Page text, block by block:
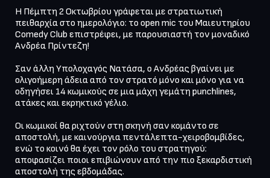
Η Πέμπτη 2 Οκτωβρίου γράφεται με στρατιωτική
πειθαρχία στο ημερολόγιο: το open mic του Μαιευτηρίου
Comedy Club επιστρέφει, με παρουσιαστή τον μοναδικό
Ανδρέα Πρίντεζη!
Σαν άλλη Υπολοχαγός Νατάσα, ο Ανδρέας βγαίνει με
ολιγοήμερη άδεια από τον στρατό μόνο και μόνο για να
οδηγήσει 14 κωμικούς σε μια μάχη γεμάτη punchlines,
ατάκες και εκρηκτικό γέλιο.
Οι κωμικοί θα ριχτούν στη σκηνή σαν κομάντο σε
αποστολή, με καινούργια πεντάλεπτα-χειροβομβίδες,
ενώ το κοινό θα έχει τον ρόλο του στρατηγού:
αποφασίζει ποιοι επιβιώνουν από την πιο ξεκαρδιστική
αποστολή της εβδομάδας.